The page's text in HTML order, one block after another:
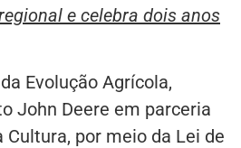
e celebra dois anos
Evolução Agrícola,
John Deere em parceria
por meio da Lei de